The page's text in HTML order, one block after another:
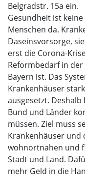
Belgradstr. 15a ein.
Gesundheit ist
Menschen da.
Daseinsvorsorge,
erst die Corona-
Reformbedarf in
Bayern ist. Das
Krankenhäuser
ausgesetzt.
Bund und Länder
müssen. Ziel muss
Krankenhäuser und
wohnortnahen und
Stadt und Land.
mehr Geld in die